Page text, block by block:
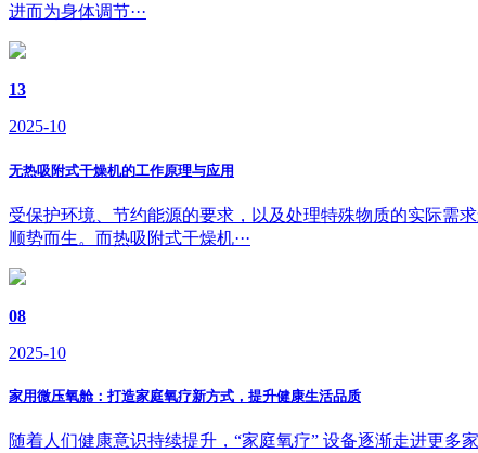
进而为身体调节···
13
2025-10
无热吸附式干燥机的工作原理与应用
受保护环境、节约能源的要求，以及处理特殊物质的实际需
顺势而生。而热吸附式干燥机···
08
2025-10
家用微压氧舱：打造家庭氧疗新方式，提升健康生活品质
随着人们健康意识持续提升，“家庭氧疗” 设备逐渐走进更